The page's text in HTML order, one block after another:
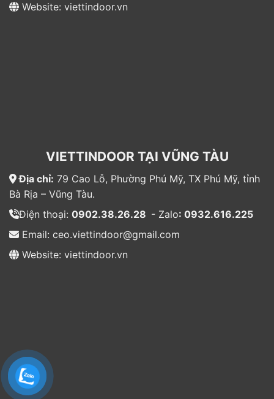
Website: viettindoor.vn
VIETTINDOOR TẠI VŨNG TÀU
Địa chỉ: 79 Cao Lỗ, Phường Phú Mỹ, TX Phú Mỹ, tỉnh
Bà Rịa – Vũng Tàu.
Điện thoại: 0902.38.26.28 - Zalo: 0932.616.225
Email: ceo.viettindoor@gmail.com
Website: viettindoor.vn